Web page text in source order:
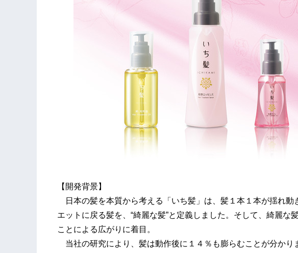
【開発背景】
日本の髪を本質から考える「いち髪」は、髪１本１本が揺れ動
エットに戻る髪を、“綺麗な髪”と定義しました。そして、綺麗な
ことによる広がりに着目。
当社の研究により、髪は動作後に１４％も膨らむことが分かり